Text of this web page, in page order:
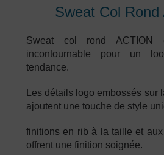
Sweat Col Rond
Sweat col rond ACTION
incontournable pour un
tendance.
Les détails logo embossés sur
ajoutent une touche de style
finitions en rib à la taille et
offrent une finition soignée.